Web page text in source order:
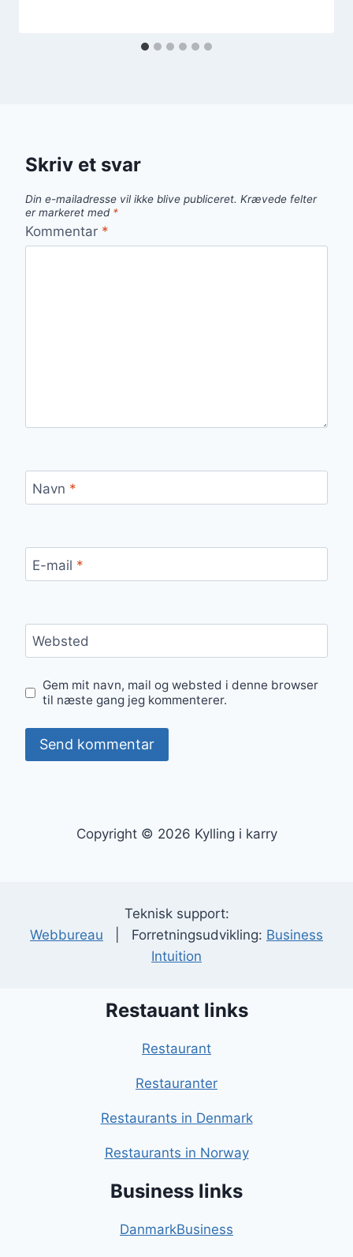
Skriv et svar
Din e-mailadresse vil ikke blive publiceret. Krævede felter
er markeret med *
Kommentar *
Navn *
E-mail *
Websted
Gem mit navn, mail og websted i denne browser
til næste gang jeg kommenterer.
Copyright © 2026 Kylling i karry
Teknisk support:
Webbureau | Forretningsudvikling: Business
Intuition
Restauant links
Restaurant
Restauranter
Restaurants in Denmark
Restaurants in Norway
Business links
DanmarkBusiness